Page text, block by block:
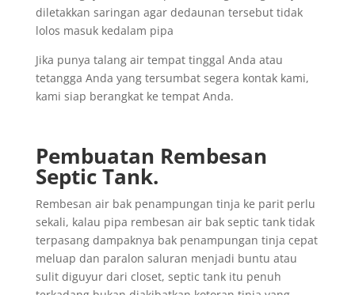
diletakkan saringan agar dedaunan tersebut tidak
lolos masuk kedalam pipa
Jika punya talang air tempat tinggal Anda atau
tetangga Anda yang tersumbat segera kontak kami,
kami siap berangkat ke tempat Anda.
Pembuatan Rembesan
Septic Tank.
Rembesan air bak penampungan tinja ke parit perlu
sekali, kalau pipa rembesan air bak septic tank tidak
terpasang dampaknya bak penampungan tinja cepat
meluap dan paralon saluran menjadi buntu atau
sulit diguyur dari closet, septic tank itu penuh